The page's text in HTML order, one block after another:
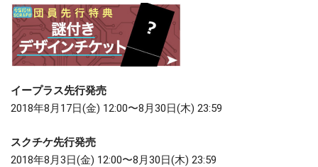
イープラス先行発売
2018年8月17日(金) 12:00〜8月30日(木) 23:59
スクチケ先行発売
2018年8月3日(金) 12:00〜8月30日(木) 23:59